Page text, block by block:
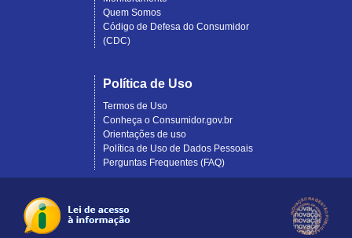
Quem Somos
Código de Defesa do Consumidor
(CDC)
Política de Uso
Termos de Uso
Conheça o Consumidor.gov.br
Orientações de uso
Política de Uso de Dados Pessoais
Perguntas Frequentes (FAQ)